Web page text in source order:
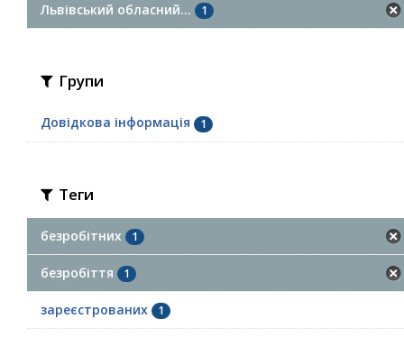
Львівський обласний... 1
Групи
Довідкова інформація 1
Теги
безробітних 1
безробіття 1
зареєстрованих 1